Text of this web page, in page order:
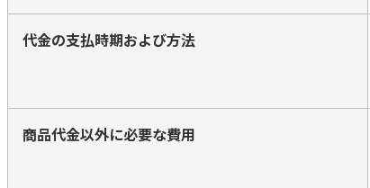
代金の支払時期および方法
商品代金以外に必要な費用